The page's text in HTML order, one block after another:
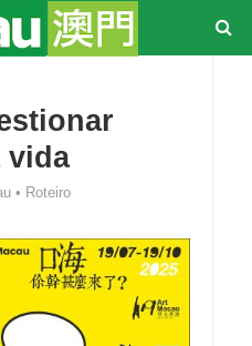
vida
• Roteiro